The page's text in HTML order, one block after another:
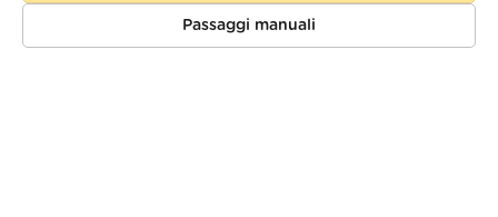
Passaggi manuali